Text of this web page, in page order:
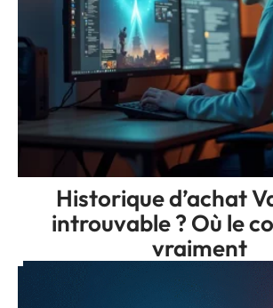
Historique d’achat
introuvable ? Où le
vraiment